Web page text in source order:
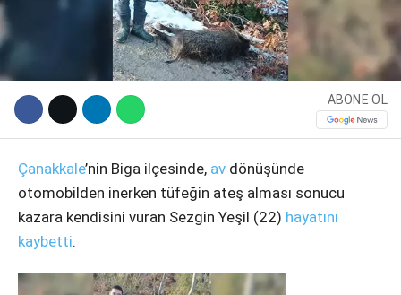
ABONE OL
Çanakkale’nin Biga ilçesinde, av dönüşünde
otomobilden inerken tüfeğin ateş alması sonucu
kazara kendisini vuran Sezgin Yeşil (22) hayatını
kaybetti.